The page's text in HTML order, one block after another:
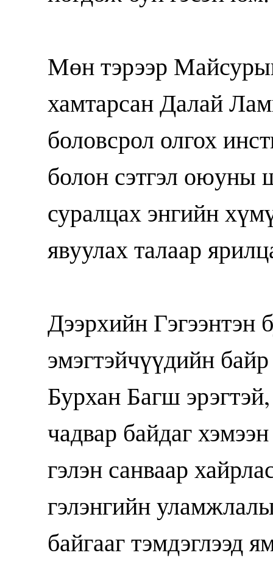
Мөн тэрээр
хамтарсан Далай
боловсрол олгох
болон сэтгэл оюуны
суралцах энгийн
явуулах талаар
Дээрхийн
эмэгтэйчүүдийн
Бурхан Багш
чадвар байдаг
гэлэн санваар
гэлэнгийн
байгааг тэмдэглээд